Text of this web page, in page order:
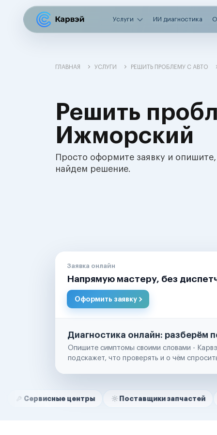
Услуги ИИ диагностика
ГЛАВНАЯ УСЛУГИ РЕШИТЬ ПРОБЛЕМУ С АВТО
Решить
Ижморский
Просто оформите заявку и
найдем решение.
Заявка онлайн
Напрямую мастеру, без
Оформить заявку
Диагностика онлайн: разберём
Опишите симптомы своими словами -
подскажет, что проверять и о чём
Нам доверяют
центры Поставщики запчастей
Маркетплейсы